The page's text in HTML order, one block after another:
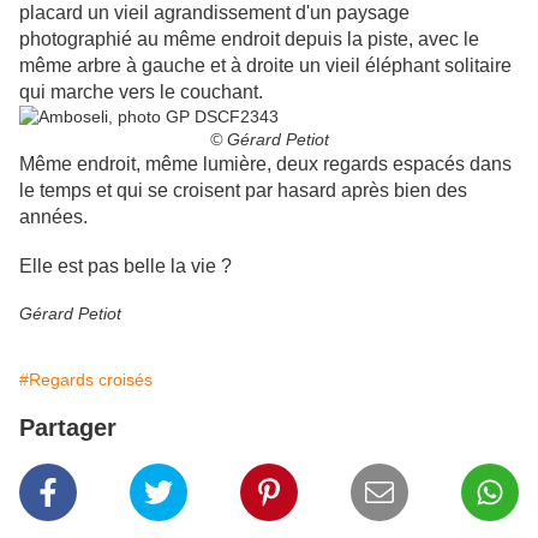
placard un vieil agrandissement d'un paysage
photographié au même endroit depuis la piste, avec le
même arbre à gauche et à droite un vieil éléphant solitaire
qui marche vers le couchant.
© Gérard Petiot
Même endroit, même lumière, deux regards espacés dans
le temps et qui se croisent par hasard après bien des
années.
Elle est pas belle la vie ?
Gérard Petiot
#Regards croisés
Partager